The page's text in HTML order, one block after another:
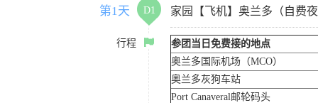
第1天 D1 家园【飞机】奥兰多（自费
行程
参团当日免费接的地点
奥兰多国际机场（MCO）
奥兰多灰狗车站
Port Canaveral邮轮码头